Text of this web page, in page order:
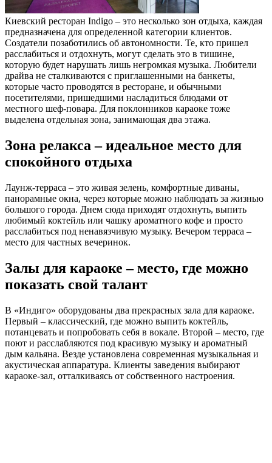
Киевский ресторан Indigo – это несколько зон отдыха, каждая
предназначена для определенной категории клиентов.
Создатели позаботились об автономности. Те, кто пришел
расслабиться и отдохнуть, могут сделать это в тишине,
которую будет нарушать лишь негромкая музыка. Любители
драйва не сталкиваются с приглашенными на банкеты,
которые часто проводятся в ресторане, и обычными
посетителями, пришедшими насладиться блюдами от
местного шеф-повара. Для поклонников караоке тоже
выделена отдельная зона, занимающая два этажа.
Зона релакса – идеальное место для
спокойного отдыха
Лаунж-терраса – это живая зелень, комфортные диваны,
панорамные окна, через которые можно наблюдать за жизнью
большого города. Днем сюда приходят отдохнуть, выпить
любимый коктейль или чашку ароматного кофе и просто
расслабиться под ненавязчивую музыку. Вечером терраса –
место для частных вечеринок.
Залы для караоке – место, где можно
показать свой талант
В «Индиго» оборудованы два прекрасных зала для караоке.
Первый – классический, где можно выпить коктейль,
потанцевать и попробовать себя в вокале. Второй – место, где
поют и расслабляются под красивую музыку и ароматный
дым кальяна. Везде установлена современная музыкальная и
акустическая аппаратура. Клиенты заведения выбирают
караоке-зал, отталкиваясь от собственного настроения.